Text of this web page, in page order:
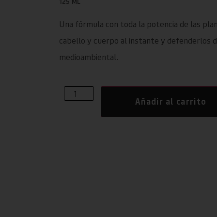
Una fórmula con toda la potencia de las
cabello y cuerpo al instante y defenderlos
medioambiental.
Añadir al carrito